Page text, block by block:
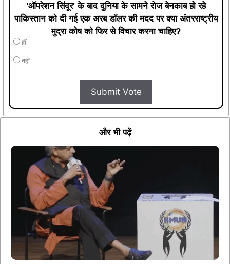
'ऑपरेशन सिंदूर' के बाद दुनिया के सामने रोज बेनकाब हो रहे
पाकिस्तान को दी गई एक अरब डॉलर की मदद पर क्या अंतरराष्ट्रीय
मुद्रा कोष को फिर से विचार करना चाहिए?
हाँ
नहीं
Submit Vote
और भी पढ़ें